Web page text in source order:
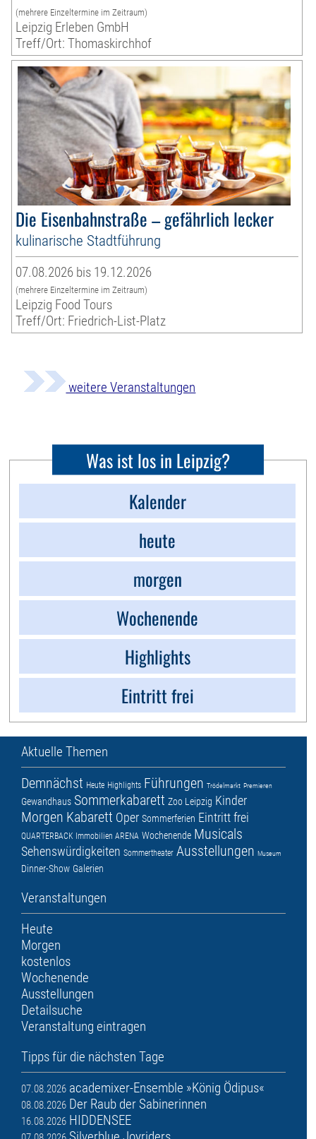
(mehrere Einzeltermine im Zeitraum)
Leipzig Erleben GmbH
Treff/Ort: Thomaskirchhof
Die Eisenbahnstraße – gefährlich lecker
kulinarische Stadtführung
07.08.2026 bis 19.12.2026
(mehrere Einzeltermine im Zeitraum)
Leipzig Food Tours
Treff/Ort: Friedrich-List-Platz
weitere Veranstaltungen
Was ist los in Leipzig?
Kalender
heute
morgen
Wochenende
Highlights
Eintritt frei
Aktuelle Themen
Demnächst Heute Highlights Führungen Trödelmarkt Premieren
Gewandhaus Sommerkabarett Zoo Leipzig Kinder
Morgen Kabarett Oper Sommerferien Eintritt frei
QUARTERBACK Immobilien ARENA Wochenende Musicals
Sehenswürdigkeiten Sommertheater Ausstellungen Museum
Dinner-Show Galerien
Veranstaltungen
Heute
Morgen
kostenlos
Wochenende
Ausstellungen
Detailsuche
Veranstaltung eintragen
Tipps für die nächsten Tage
07.08.2026 academixer-Ensemble »König Ödipus«
08.08.2026 Der Raub der Sabinerinnen
16.08.2026 HIDDENSEE